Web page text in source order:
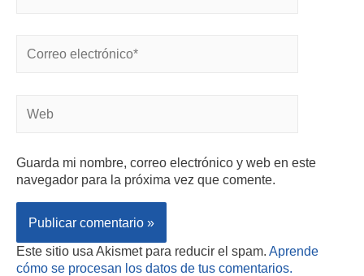
Guarda mi nombre, correo electrónico y web en este
navegador para la próxima vez que comente.
Este sitio usa Akismet para reducir el spam. Aprende
cómo se procesan los datos de tus comentarios.